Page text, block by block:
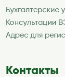
Бухгалтерские
Консультации
Адрес для
Контакты